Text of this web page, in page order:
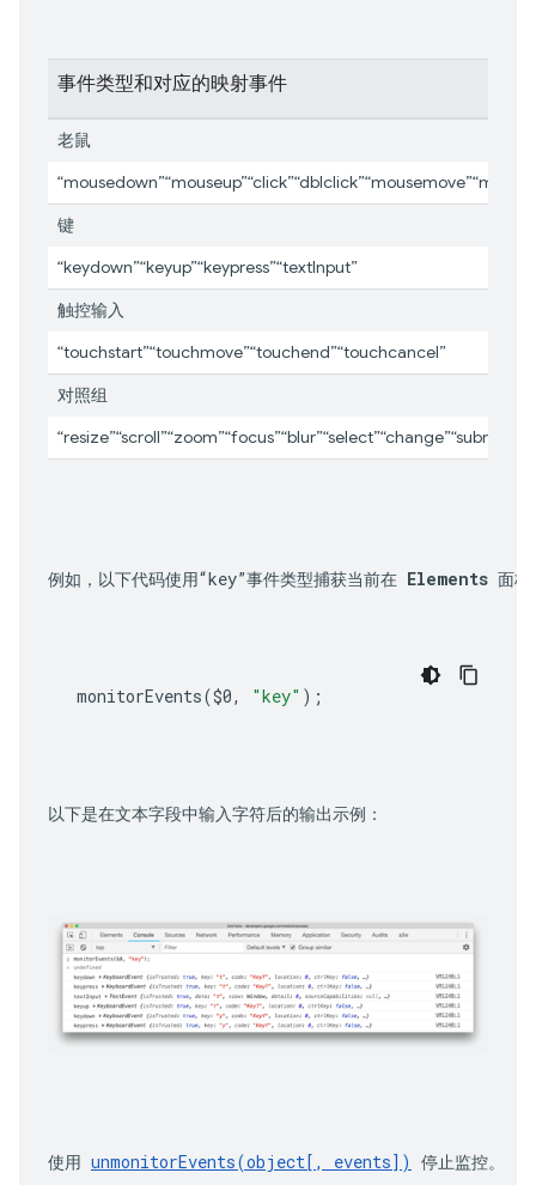
事件类型和对应的映射事件
老鼠
键
“keydown”“keyup”“keypress”“textInput”
触控输入
“touchstart”“touchmove”“touchend”“touchcancel”
对照组
例如，以下代码使用“key”事件类型捕获当前在 Elements 面板
monitorEvents($0, "key" );
以下是在文本字段中输入字符后的输出示例：
使用 unmonitorEvents(object[, events]) 停止监控。